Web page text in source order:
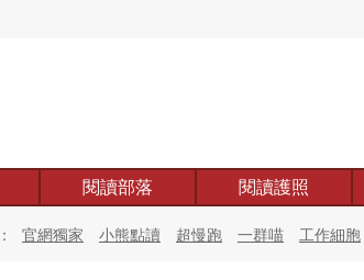
閱讀部落 閱讀護照
官網獨家 小熊點讀 超慢跑 一群喵 工作細胞